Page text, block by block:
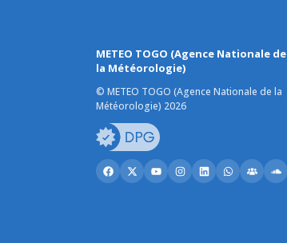
METEO TOGO (Agence Nationale de
la Météorologie)
© METEO TOGO (Agence Nationale de la
Météorologie) 2026